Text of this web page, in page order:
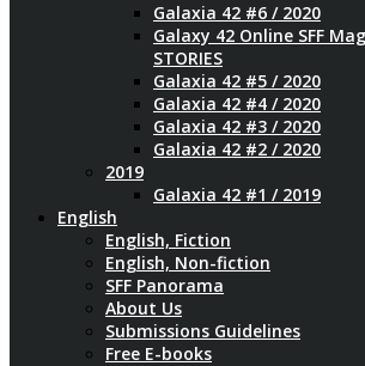
Galaxia 42 #6 / 2020
Galaxy 42 Online SFF
STORIES
Galaxia 42 #5 / 2020
Galaxia 42 #4 / 2020
Galaxia 42 #3 / 2020
Galaxia 42 #2 / 2020
2019
Galaxia 42 #1 / 2019
English
English, Fiction
English, Non-fiction
SFF Panorama
About Us
Submissions Guidelines
Free E-books